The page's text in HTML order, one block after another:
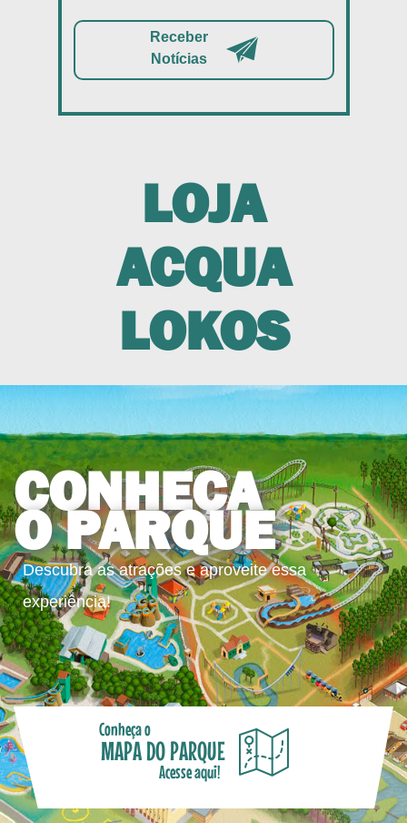
Receber
Notícias
LOJA
ACQUA
LOKOS
CONHEÇA
O PARQUE
Descubra as atrações e aproveite essa
experiência!
Conheça o
MAPA DO PARQUE
Acesse aqui!